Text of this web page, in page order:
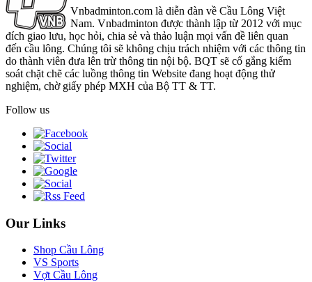
Vnbadminton.com là diễn đàn về Cầu Lông Việt
Nam. Vnbadminton được thành lập từ 2012 với mục
đích giao lưu, học hỏi, chia sẻ và thảo luận mọi vấn đề liên quan
đến cầu lông. Chúng tôi sẽ không chịu trách nhiệm với các thông tin
do thành viên đưa lên trừ thông tin nội bộ. BQT sẽ cố gắng kiểm
soát chặt chẽ các luồng thông tin Website đang hoạt động thử
nghiệm, chờ giấy phép MXH của Bộ TT & TT.
Follow us
Our Links
Shop Cầu Lông
VS Sports
Vợt Cầu Lông